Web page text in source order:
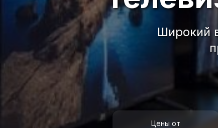
Широкий
Цены от